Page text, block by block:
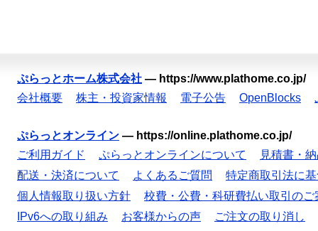
ぷらっとホーム株式会社 — https://www.plathome.co.jp/
会社概要
株主・投資家情報 電子公告 OpenBlocks
ぷらっとオンライン — https://online.plathome.co.jp/
ご利用ガイド
ぷらっとオンラインについて
見積書・
配送・決済について
よくあるご質問
特定商取引法に
個人情報取り扱い方針
校費・公費・科研費払い取引のご
IPv6への取り組み
お客様からの声 ご注文の取り消し